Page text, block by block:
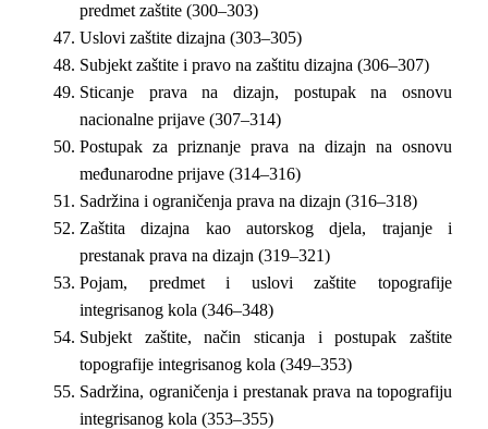
predmet zaštite (300–303)
Uslovi zaštite dizajna (303–305)
Subjekt zaštite i pravo na zaštitu dizajna (306–307)
Sticanje prava na dizajn, postupak na osnovu
nacionalne prijave (307–314)
Postupak za priznanje prava na dizajn na osnovu
međunarodne prijave (314–316)
Sadržina i ograničenja prava na dizajn (316–318)
Zaštita dizajna kao autorskog djela, trajanje i
prestanak prava na dizajn (319–321)
Pojam, predmet i uslovi zaštite topografije
integrisanog kola (346–348)
Subjekt zaštite, način sticanja i postupak zaštite
topografije integrisanog kola (349–353)
Sadržina, ograničenja i prestanak prava na topografiju
integrisanog kola (353–355)